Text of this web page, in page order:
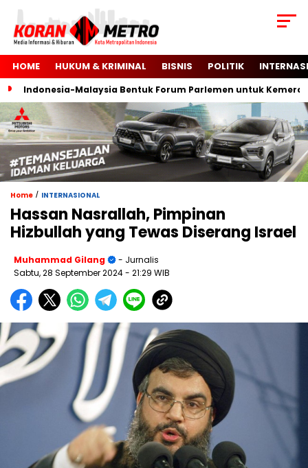
HOME HUKUM & KRIMINAL BISNIS POLITIK
Indonesia-Malaysia Bentuk Forum Parlemen untuk
Home / INTERNASIONAL
Hassan Nasrallah, Pimpinan
Hizbullah yang Tewas Diserang Israel
Muhammad Gilang
- Jurnalis
Sabtu, 28 September 2024- 21:29 WIB